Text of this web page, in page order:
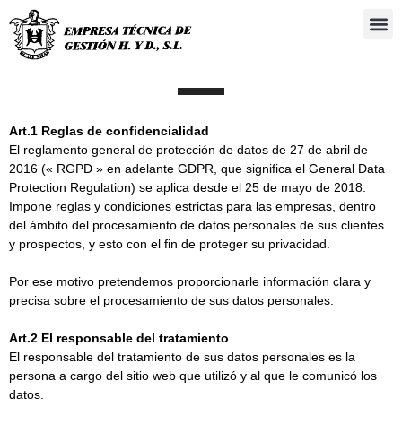
Art.1 Reglas de confidencialidad
El reglamento general de protección de datos de 27 de abril de
2016 (« RGPD » en adelante GDPR, que significa el General Data
Protection Regulation) se aplica desde el 25 de mayo de 2018.
Impone reglas y condiciones estrictas para las empresas, dentro
del ámbito del procesamiento de datos personales de sus clientes
y prospectos, y esto con el fin de proteger su privacidad.
Por ese motivo pretendemos proporcionarle información clara y
precisa sobre el procesamiento de sus datos personales.
Art.2 El responsable del tratamiento
El responsable del tratamiento de sus datos personales es la
persona a cargo del sitio web que utilizó y al que le comunicó los
datos.